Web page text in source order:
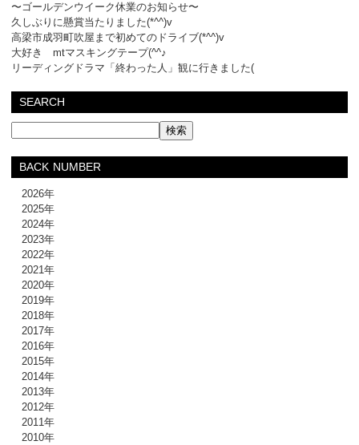
〜ゴールデンウイーク休業のお知らせ〜
久しぶりに懸賞当たりました(*^^)v
高梁市成羽町吹屋まで初めてのドライブ(*^^)v
大好き mtマスキングテープ(^^♪
リーディングドラマ「終わった人」観に行きました(
SEARCH
BACK NUMBER
2026年
2025年
2024年
2023年
2022年
2021年
2020年
2019年
2018年
2017年
2016年
2015年
2014年
2013年
2012年
2011年
2010年